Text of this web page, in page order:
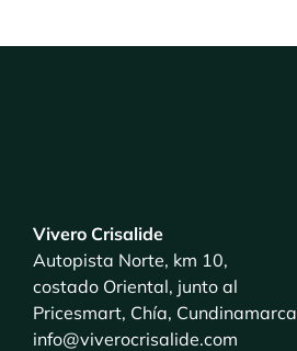
Vivero Crisalide
Autopista Norte, km 10,
costado Oriental, junto al
Pricesmart, Chía, Cundinamarca
info@viverocrisalide.com